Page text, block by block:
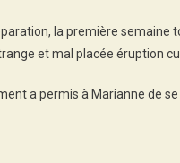
la première semaine
et mal placée éruption
a permis à Marianne de